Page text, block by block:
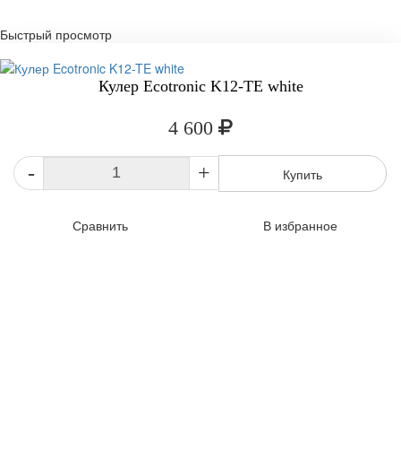
Быстрый просмотр
Кулер Ecotronic K12-TE white
4 600
- + Купить
Сравнить В избранное